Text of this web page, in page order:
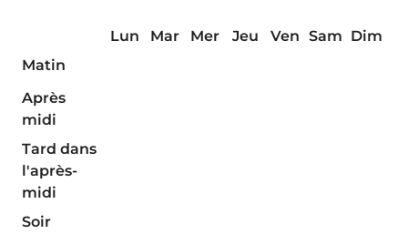
Lun Mar Mer Jeu Ven Sam Dim
Matin
Après
midi
Tard dans
l'après-
midi
Soir